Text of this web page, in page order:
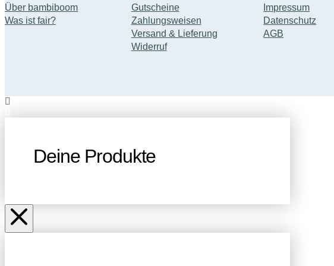
auf
der
Produktseite
gewählt
Über bambiboom
Was ist fair?
Gutscheine
Zahlungsweisen
Versand & Lieferung
Widerruf
Impressum
Datenschutz
AGB
Deine Produkte